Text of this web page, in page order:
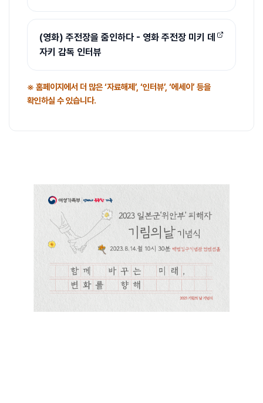
(영화) 주전장을 줌인하다 - 영화 주전장 미키 데
자키 감독 인터뷰
※ 홈페이지에서 더 많은 ‘자료해제’, ‘인터뷰’, ‘에세이’ 등을
확인하실 수 있습니다.